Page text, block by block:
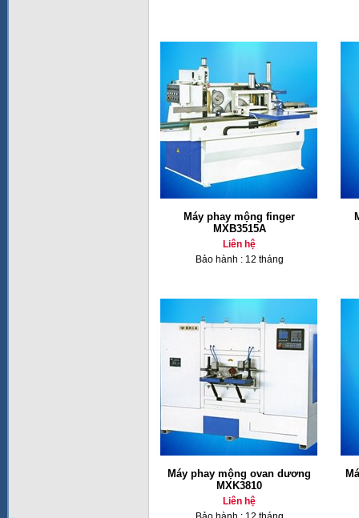
Máy phay mộng finger
MXB3515A
Liên hệ
Bảo hành : 12 tháng
Máy phay mộng ovan dương
MXK3810
Liên hệ